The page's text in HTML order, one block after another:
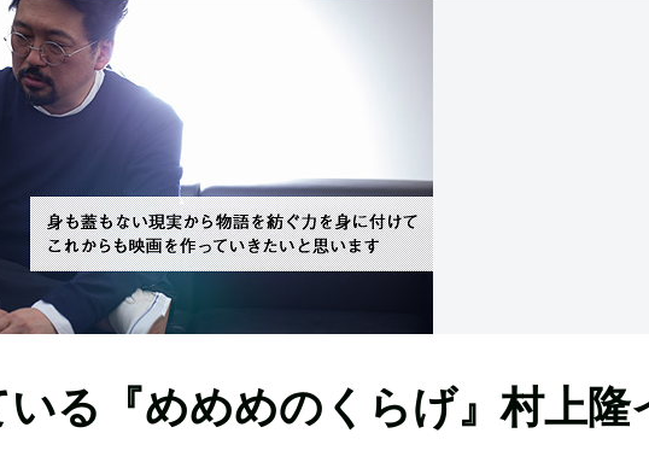
る『めめめのくらげ』村上隆